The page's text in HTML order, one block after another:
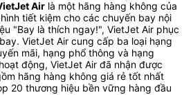
Air là một hãng hàng không của
tiết kiệm cho các chuyến bay nội
"Bay là thích ngay!", VietJet Air phục
VietJet Air cung cấp ba loại hạng
mãi, hạng phổ thông và hạng
động, VietJet Air đã nhận được
hãng hàng không giá rẻ tốt nhất
20 thương hiệu bền vững hàng đầu